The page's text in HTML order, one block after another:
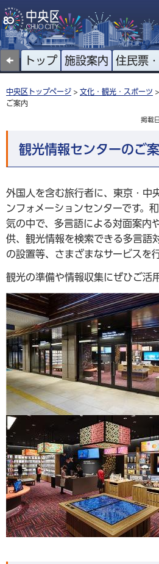
トップ 施設案内 住民票
中央区トップページ > 文化・観光・スポーツ >
ご案内
掲載
観光情報センターのご
外国人を含む旅行者に、東京・中
ンフォメーションセンターです。
気の中で、多言語による対面案内
供、観光情報を検索できる多言語
の設置等、さまざまなサービスを
観光の準備や情報収集にぜひご活